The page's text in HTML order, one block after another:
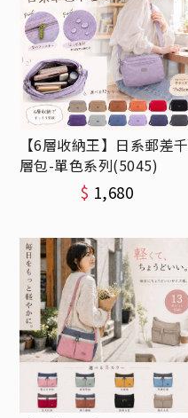
【6層收納王】日系郵差千
層包-單色系列(5045)
$ 1,680